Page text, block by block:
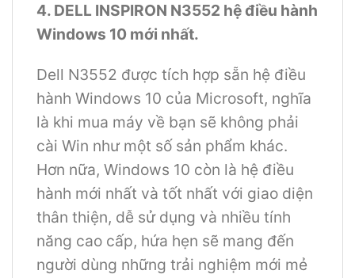
4. DELL INSPIRON N3552 hệ điều hành
Windows 10 mới nhất.
Dell N3552 được tích hợp sẵn hệ điều
hành Windows 10 của Microsoft, nghĩa
là khi mua máy về bạn sẽ không phải
cài Win như một số sản phẩm khác.
Hơn nữa, Windows 10 còn là hệ điều
hành mới nhất và tốt nhất với giao diện
thân thiện, dễ sử dụng và nhiều tính
năng cao cấp, hứa hẹn sẽ mang đến
người dùng những trải nghiệm mới mẻ